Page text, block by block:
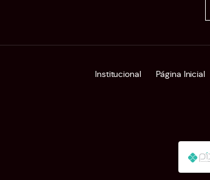
Institucional Página Inicial